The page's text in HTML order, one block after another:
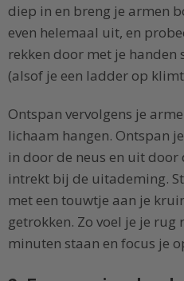
diep in en breng je armen
even helemaal uit, en
rekken door met je handen
(alsof je een ladder op
Ontspan vervolgens je
lichaam hangen. Ontspan
in door de neus en uit
intrekt bij de uitademing.
met een touwtje aan je
getrokken. Zo voel je je rug
minuten staan en focus je